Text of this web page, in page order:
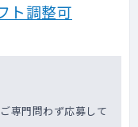
ト調整可
専門問わず応募して